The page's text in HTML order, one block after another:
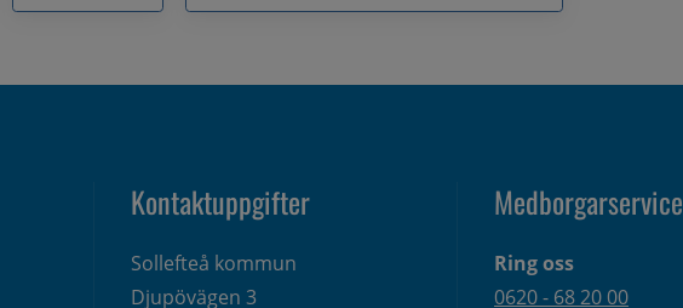
Kontaktuppgifter
Sollefteå kommun
Djupövägen 3
Medborgarservice
Ring oss
0620 - 68 20 00